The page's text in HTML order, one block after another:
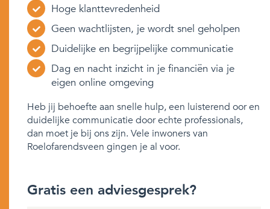
Hoge klanttevredenheid
Geen wachtlijsten, je wordt snel geholpen
Duidelijke en begrijpelijke communicatie
Dag en nacht inzicht in je financiën via je
eigen online omgeving
Heb jij behoefte aan snelle hulp, een luisterend oor en
duidelijke communicatie door echte professionals,
dan moet je bij ons zijn. Vele inwoners van
Roelofarendsveen gingen je al voor.
Gratis een adviesgesprek?